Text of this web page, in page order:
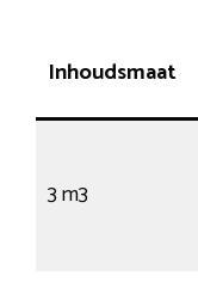
Inhoudsmaat
3 m3